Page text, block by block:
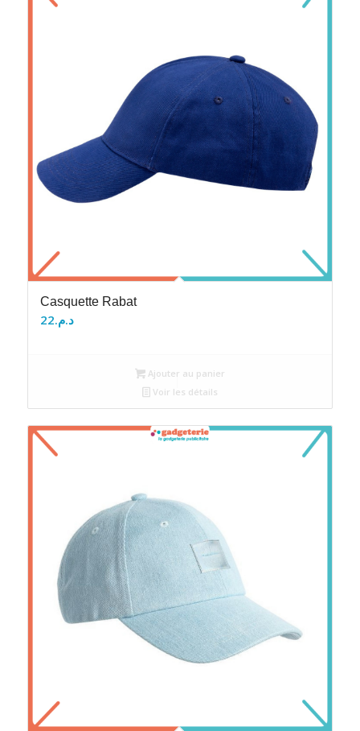
Casquette Rabat
د.م.22
Ajouter au panier
Voir les détails